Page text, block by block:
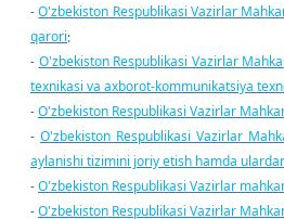
- O'zbekiston Respublikasi Vazirlar
qarori;
- O'zbekiston Respublikasi Vazirlar
texnikasi va axborot-kommunikatsiya
- O'zbekiston Respublikasi Vazirlar
- O'zbekiston Respublikasi Vazirlar
aylanishi tizimini joriy etish hamda
- O'zbekiston Respublikasi Vazirlar
- O'zbekiston Respublikasi Vazirlar